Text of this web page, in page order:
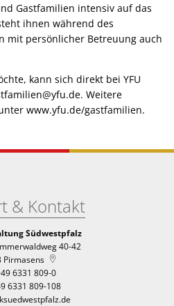
Gastfamilien intensiv auf das
ihnen während des
mit persönlicher Betreuung auch
kann sich direkt bei YFU
Weitere
www.yfu.de/gastfamilien.
& Kontakt
Südwestpfalz
40-42
Pirmasens
6331 809-0
6331 809-108